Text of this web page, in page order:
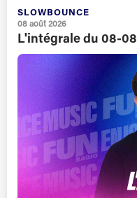
SLOWBOUNCE
08 août 2026
L'intégrale du 08-08